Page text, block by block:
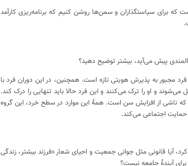
که برای سیاستگذاران و سمن‌ها روشن کنیم که برنامه‌ریزی کارآمد
پیش می‌آید، بیشتر توضیح دهید؟
مجبور به پذیرش هویتی تازه است. همچنین، در این دوران فرد با
و او را ترک می‌کنند و این فرد حالا باید تنهایی را درک کند.
ناشی از افزایش سن است. همهٔ این موارد در سطح خرد، این گروه
حمایت اجتماعی می‌کند.
آیا قانونی مثل جوانی جمعیت و احیای شعار «فرزند بیشتر، زندگی
آیندهٔ جامعه نیست؟